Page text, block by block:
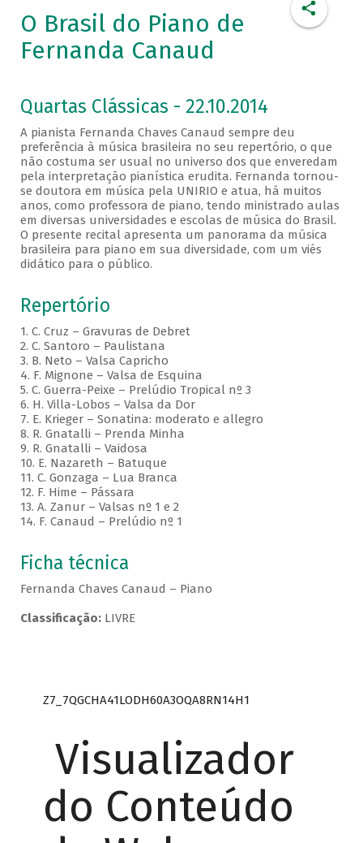
O Brasil do Piano de
Fernanda Canaud
Quartas Clássicas - 22.10.2014
A pianista Fernanda Chaves Canaud sempre deu
preferência à música brasileira no seu repertório, o que
não costuma ser usual no universo dos que enveredam
pela interpretação pianística erudita. Fernanda tornou-
se doutora em música pela UNIRIO e atua, há muitos
anos, como professora de piano, tendo ministrado aulas
em diversas universidades e escolas de música do Brasil.
O presente recital apresenta um panorama da música
brasileira para piano em sua diversidade, com um viés
didático para o público.
Repertório
1. C. Cruz – Gravuras de Debret
2. C. Santoro – Paulistana
3. B. Neto – Valsa Capricho
4. F. Mignone – Valsa de Esquina
5. C. Guerra-Peixe – Prelúdio Tropical nº 3
6. H. Villa-Lobos – Valsa da Dor
7. E. Krieger – Sonatina: moderato e allegro
8. R. Gnatalli – Prenda Minha
9. R. Gnatalli – Vaidosa
10. E. Nazareth – Batuque
11. C. Gonzaga – Lua Branca
12. F. Hime – Pássara
13. A. Zanur – Valsas nº 1 e 2
14. F. Canaud – Prelúdio nº 1
Ficha técnica
Fernanda Chaves Canaud – Piano
Classificação:LIVRE
Z7_7QGCHA41LODH60A3OQA8RN14H1
Visualizador
do Conteúdo